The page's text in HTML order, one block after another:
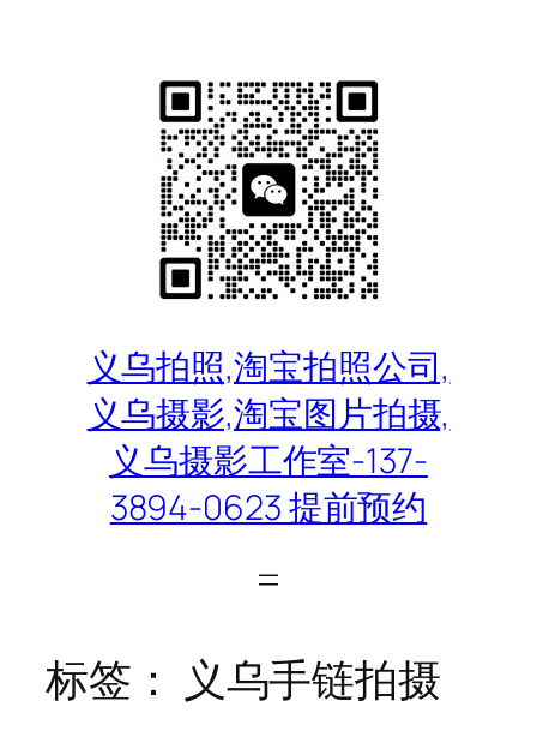
义乌拍照,淘宝拍照公司,
义乌摄影,淘宝图片拍摄,
义乌摄影工作室-137-
3894-0623 提前预约
标签： 义乌手链拍摄